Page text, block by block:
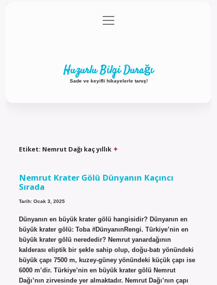
Gizlilik Politikası
menüyü
aç
Huzurlu Bilgi Durağı
Sade ve keyifli hikayelerle tanış!
Etiket: Nemrut Dağı kaç yıllık
Nemrut Krater Gölü Dünyanın Kaçıncı
Sırada
Tarih: Ocak 3, 2025
Dünyanın en büyük krater gölü hangisidir? Dünyanın en
büyük krater gölü: Toba #DünyanınRengi. Türkiye’nin en
büyük krater gölü nerededir? Nemrut yanardağının
kalderası eliptik bir şekle sahip olup, doğu-batı yönündeki
büyük çapı 7500 m, kuzey-güney yönündeki küçük çapı ise
6000 m’dir. Türkiye’nin en büyük krater gölü Nemrut
Dağı’nın zirvesinde yer almaktadır. Nemrut Dağı’nın çapı